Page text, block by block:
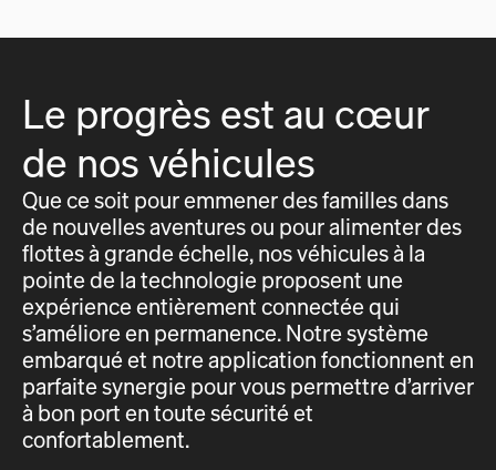
Le progrès est au cœur
de nos véhicules
Que ce soit pour emmener des familles dans
de nouvelles aventures ou pour alimenter des
flottes à grande échelle, nos véhicules à la
pointe de la technologie proposent une
expérience entièrement connectée qui
s’améliore en permanence. Notre système
embarqué et notre application fonctionnent en
parfaite synergie pour vous permettre d’arriver
à bon port en toute sécurité et
confortablement.